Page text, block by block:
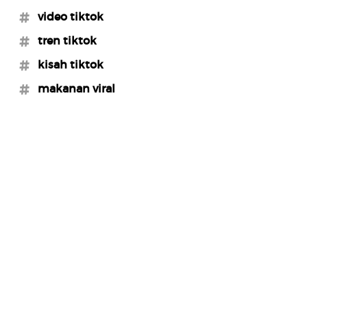
#video tiktok
#tren tiktok
#kisah tiktok
#makanan viral